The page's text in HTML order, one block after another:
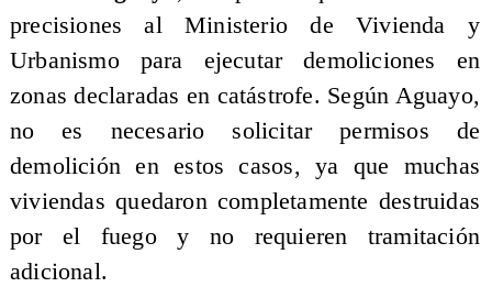
precisiones al Ministerio de Vivienda y
Urbanismo para ejecutar demoliciones en
zonas declaradas en catástrofe. Según Aguayo,
no es necesario solicitar permisos de
demolición en estos casos, ya que muchas
viviendas quedaron completamente destruidas
por el fuego y no requieren tramitación
adicional.